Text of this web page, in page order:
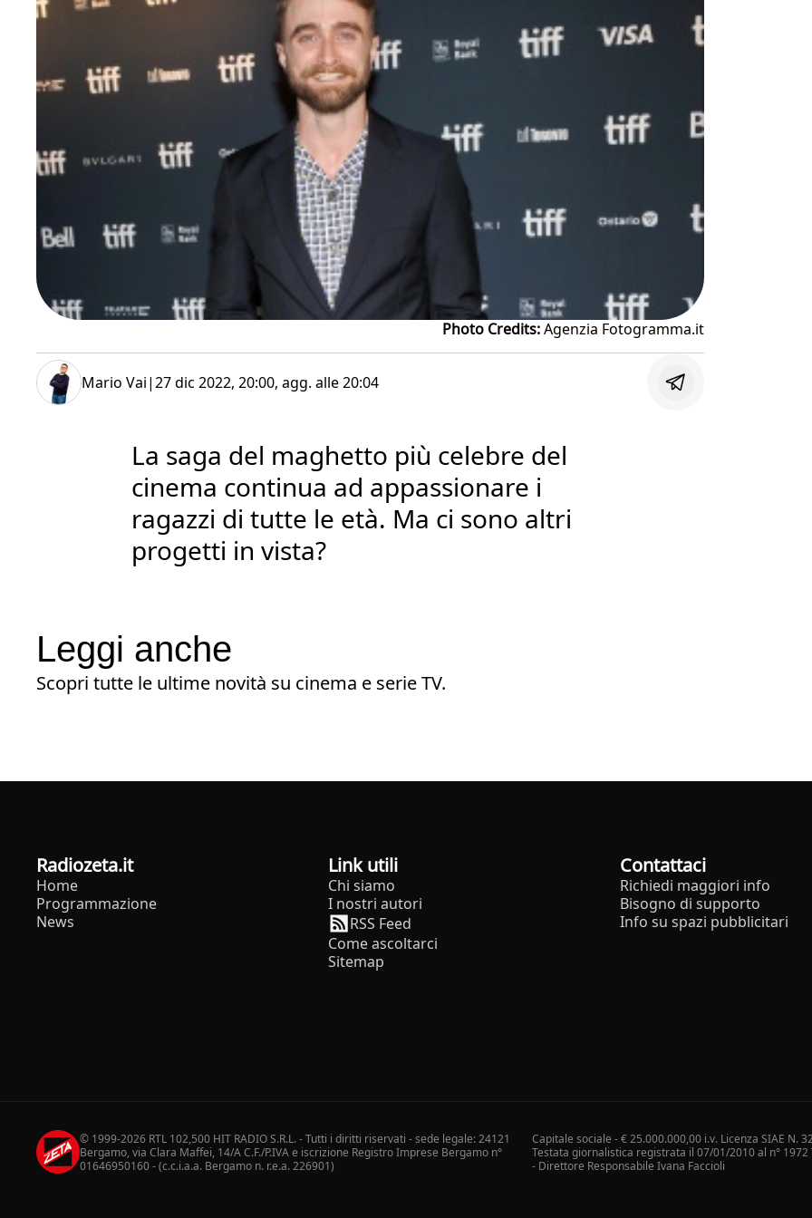
Photo Credits:Agenzia Fotogramma.it
Mario Vai|27 dic 2022, 20:00, agg. alle20:04
La saga del maghetto più celebre del
cinema continua ad appassionare i
ragazzi di tutte le età. Ma ci sono altri
progetti in vista?
Leggi anche
Scopri tutte le ultime novità su cinema e serie TV.
radiozeta.it
Home
Programmazione
News
Link utili
Chi siamo
I nostri autori
RSS Feed
Come ascoltarci
Sitemap
Contattaci
Richiedi maggiori info
Bisogno di supporto
Info su spazi pubblicitari
© 1999-2026 RTL 102,500 HIT RADIO S.R.L. - Tutti i diritti riservati - sede legale: 24121
Bergamo, via Clara Maffei, 14/A C.F./P.IVA e iscrizione Registro Imprese Bergamo n°
01646950160 - (c.c.i.a.a. Bergamo n. r.e.a. 226901)
Capitale sociale - € 25.000.000,00 i.v. Licenza SIAE N.
Testata giornalistica registrata il 07/01/2010 al n° 1972
- Direttore Responsabile Ivana Faccioli